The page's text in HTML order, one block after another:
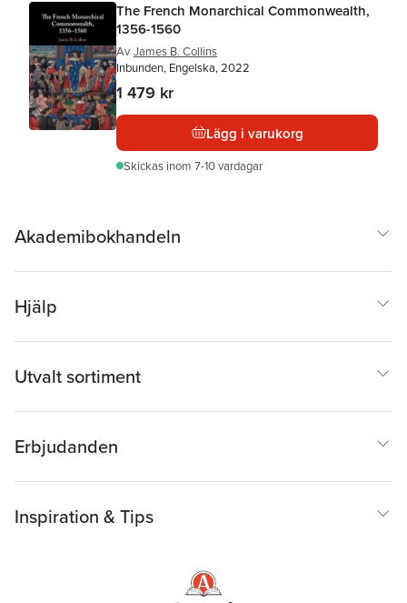
The French Monarchical Commonwealth,
1356-1560
Av James B. Collins
Inbunden, Engelska, 2022
1 479 kr
Lägg i varukorg
Skickas inom 7-10 vardagar
Akademibokhandeln
Hjälp
Utvalt sortiment
Erbjudanden
Inspiration & Tips